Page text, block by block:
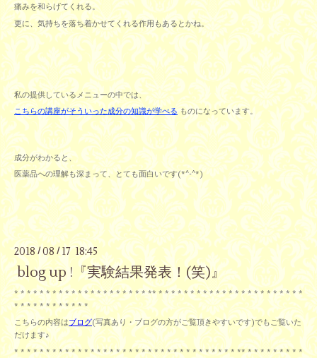
痛みを和らげてくれる。
更に、気持ちを落ち着かせてくれる作用もあるとかね。
私の提供しているメニューの中では、
こちらの講座がそういった成分の知識が学べるものになっています。
成分がわかると、
医薬品への理解も深まって、とても面白いです(*^-^*)
2018/08 /17 18:45
blog up !『実験結果発表！(笑)』
* * * * * * * * * * * * * * * * * * * * * ** * * * * * * * * * * * * * * * * * * * * * * *
* * * * * * * * * * * *
こちらの内容はブログ(写真あり・ブログの方がご覧頂きやすいです)でもご覧いた
だけます♪
* * * * * * * * * * * * * * * * * * * * * * * * * * * * * * * * * * * ** * * * * * * * * *